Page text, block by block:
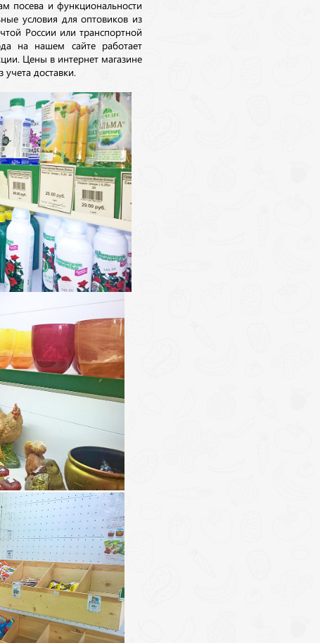
посева и функциональности
условия для оптовиков из
России или транспортной
на нашем сайте работает
Цены в интернет магазине
доставки.